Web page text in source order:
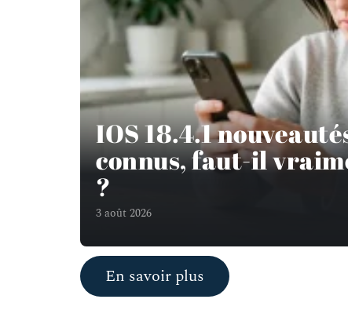
IOS 18.4.1
connus, faut-il
?
3 août 2026
En savoir plus